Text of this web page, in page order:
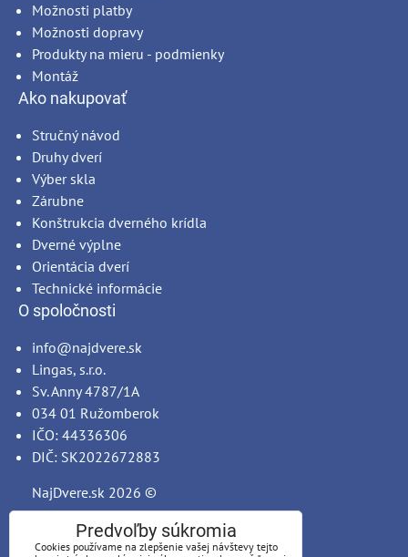
Možnosti platby
Možnosti dopravy
Produkty na mieru - podmienky
Montáž
Ako nakupovať
Stručný návod
Druhy dverí
Výber skla
Zárubne
Konštrukcia dverného krídla
Dverné výplne
Orientácia dverí
Technické informácie
O spoločnosti
info@najdvere.sk
Lingas, s.r.o.
Sv. Anny 4787/1A
034 01 Ružomberok
IČO: 44336306
DIČ: SK2022672883
NajDvere.sk 2026 ©
Predvoľby súkromia
Cookies používame na zlepšenie vašej návštevy tejto